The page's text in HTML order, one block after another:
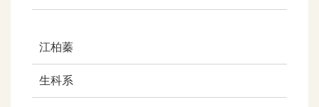
江柏蓁
生科系